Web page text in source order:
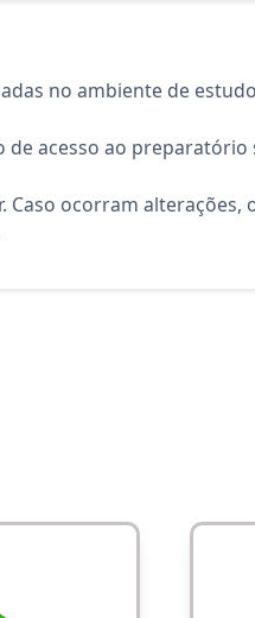
no ambiente de
acesso ao preparatório
ocorram alterações,